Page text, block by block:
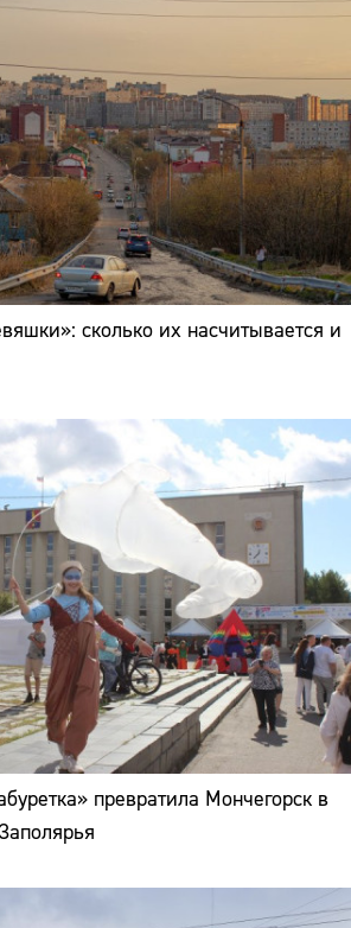
сколько их насчитывается и
превратила Мончегорск в